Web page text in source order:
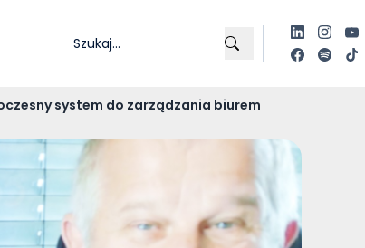
system do zarządzania biurem